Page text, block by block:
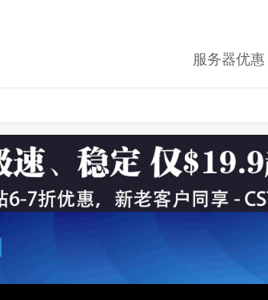
服务器优惠